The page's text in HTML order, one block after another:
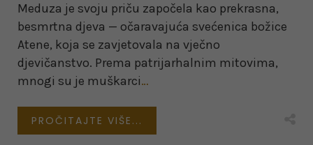
Meduza je svoju priču započela kao prekrasna,
besmrtna djeva — očaravajuća svećenica božice
Atene, koja se zavjetovala na vječno
djevičanstvo. Prema patrijarhalnim mitovima,
mnogi su je muškarci…
PROČITAJTE VIŠE...